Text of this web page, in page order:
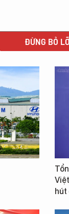
ĐỪNG BỎ LỠ
hút